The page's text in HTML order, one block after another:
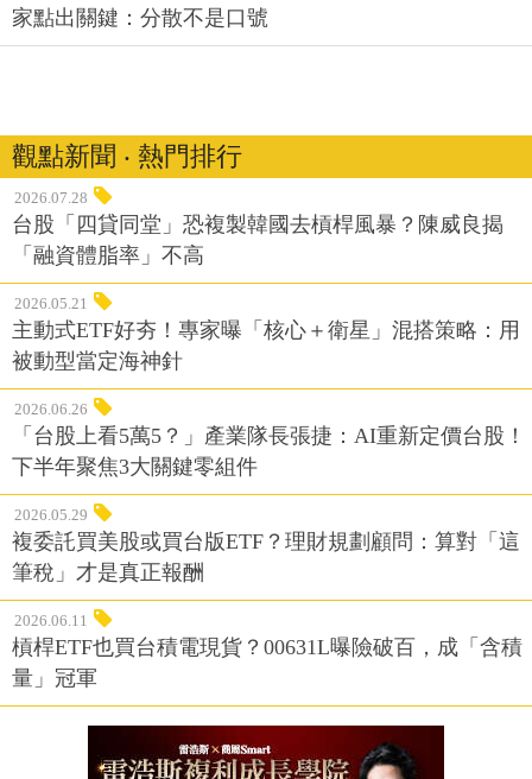
家點出關鍵：分散不是口號
觀點新聞 ‧ 熱門排行
2026.07.28
台股「四貸同堂」恐複製韓國去槓桿風暴？陳威良揭
「融資體脂率」不高
2026.05.21
主動式ETF好夯！專家曝「核心＋衛星」混搭策略：用
被動型當定海神針
2026.06.26
「台股上看5萬5？」產業隊長張捷：AI重新定價台股！
下半年聚焦3大關鍵零組件
2026.05.29
複委託買美股或買台版ETF？理財規劃顧問：算對「這
筆稅」才是真正報酬
2026.06.11
槓桿ETF也買台積電現貨？00631L曝險破百，成「含積
量」冠軍